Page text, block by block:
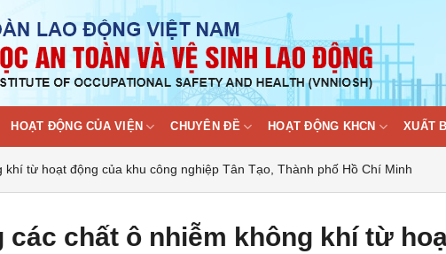
HOẠT ĐỘNG CỦA VIỆN CHUYÊN ĐỀ HOẠT ĐỘNG KHCN XUẤT
từ hoạt động của khu công nghiệp Tân Tạo, Thành phố Hồ Chí Minh
chất ô nhiễm không khí từ